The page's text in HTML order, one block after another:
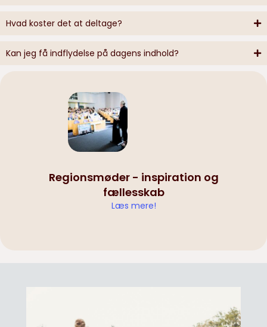
Hvad koster det at deltage?
Kan jeg få indflydelse på dagens indhold?
Regionsmøder - inspiration og
fællesskab
Læs mere!